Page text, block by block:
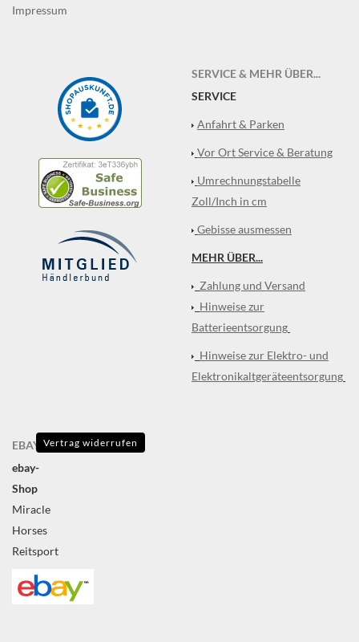
Impressum
SERVICE & MEHR ÜBER...
SERVICE
Anfahrt & Parken
Vor Ort Service & Beratung
Umrechnungstabelle
Zoll/Inch in cm
Gebisse ausmessen
MEHR ÜBER...
Zahlung und Versand
Hinweise zur
Batterieentsorgung
Hinweise zur Elektro- und
Elektronikaltgeräteentsorgung
EBAY
ebay-
Shop
Miracle
Horses
Reitsport
Vertrag widerrufen